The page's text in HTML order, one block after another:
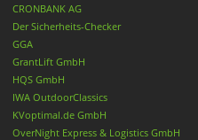
CRONBANK AG
Der Sicherheits-Checker
GGA
GrantLift GmbH
HQS GmbH
IWA OutdoorClassics
KVoptimal.de GmbH
OverNight Express & Logistics GmbH